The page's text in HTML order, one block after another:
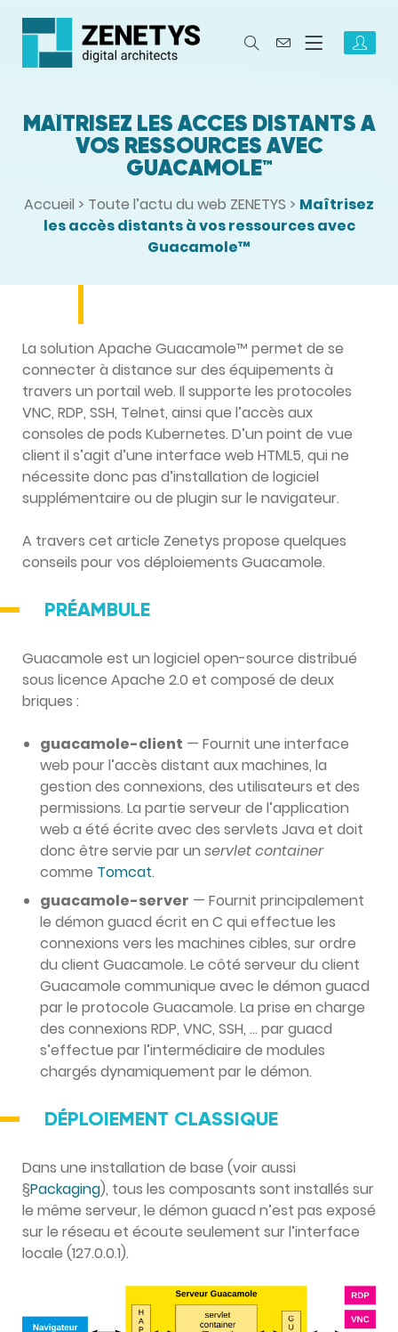
MAÎTRISEZ LES ACCÈS DISTANTS À
VOS RESSOURCES AVEC
GUACAMOLE™
Accueil > Toute l’actu du web ZENETYS > Maîtrisez
les accès distants à vos ressources avec
Guacamole™
La solution Apache Guacamole™ permet de se
connecter à distance sur des équipements à
travers un portail web. Il supporte les protocoles
VNC, RDP, SSH, Telnet, ainsi que l’accès aux
consoles de pods Kubernetes. D’un point de vue
client il s’agit d’une interface web HTML5, qui ne
nécessite donc pas d’installation de logiciel
supplémentaire ou de plugin sur le navigateur.
A travers cet article Zenetys propose quelques
conseils pour vos déploiements Guacamole.
PRÉAMBULE
Guacamole est un logiciel open-source distribué
sous licence Apache 2.0 et composé de deux
briques :
guacamole-client — Fournit une interface
web pour l’accès distant aux machines, la
gestion des connexions, des utilisateurs et des
permissions. La partie serveur de l’application
web a été écrite avec des servlets Java et doit
donc être servie par un servlet container
comme Tomcat.
guacamole-server — Fournit principalement
le démon guacd écrit en C qui effectue les
connexions vers les machines cibles, sur ordre
du client Guacamole. Le côté serveur du client
Guacamole communique avec le démon guacd
par le protocole Guacamole. La prise en charge
des connexions RDP, VNC, SSH, … par guacd
s’effectue par l’intermédiaire de modules
chargés dynamiquement par le démon.
DÉPLOIEMENT CLASSIQUE
Dans une installation de base (voir aussi
§Packaging), tous les composants sont installés sur
le même serveur, le démon guacd n’est pas exposé
sur le réseau et écoute seulement sur l’interface
locale (127.0.0.1).